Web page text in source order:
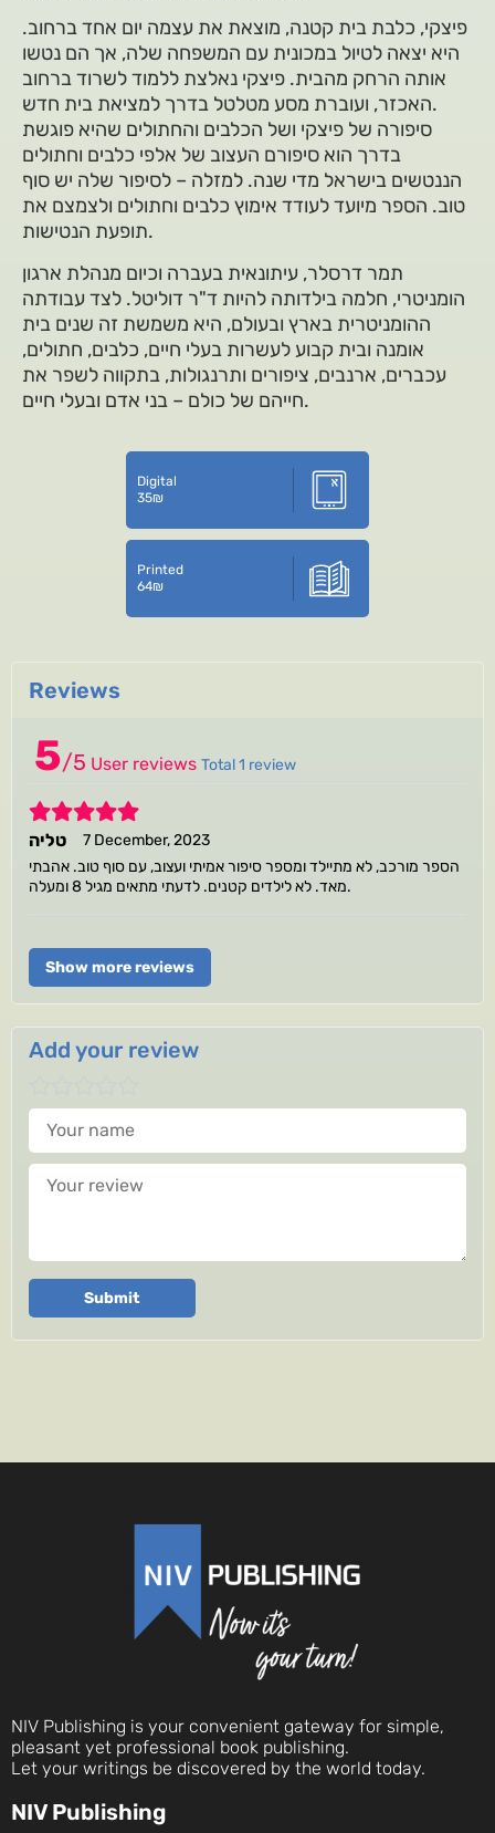
פיצקי, כלבת בית קטנה, מוצאת את עצמה יום אחד ברחוב.
היא יצאה לטיול במכונית עם המשפחה שלה, אך הם נטשו
אותה הרחק מהבית. פיצקי נאלצת ללמוד לשרוד ברחוב
האכזר, ועוברת מסע מטלטל בדרך למציאת בית חדש.
סיפורה של פיצקי ושל הכלבים והחתולים שהיא פוגשת
בדרך הוא סיפורם העצוב של אלפי כלבים וחתולים
הננטשים בישראל מדי שנה. למזלה – לסיפור שלה יש סוף
טוב. הספר מיועד לעודד אימוץ כלבים וחתולים ולצמצם את
תופעת הנטישות.
תמר דרסלר, עיתונאית בעברה וכיום מנהלת ארגון
הומניטרי, חלמה בילדותה להיות ד"ר דוליטל. לצד עבודתה
ההומניטרית בארץ ובעולם, היא משמשת זה שנים בית
אומנה ובית קבוע לעשרות בעלי חיים, כלבים, חתולים,
עכברים, ארנבים, ציפורים ותרנגולות, בתקווה לשפר את
חייהם של כולם – בני אדם ובעלי חיים.
Digital
35₪
Printed
64₪
Reviews
5/5 User reviews Total 1 review
5
טליה
7 December, 2023
הספר מורכב, לא מתיילד ומספר סיפור אמיתי ועצוב, עם סוף טוב. אהבתי
מאד. לא לילדים קטנים. לדעתי מתאים מגיל 8 ומעלה.
Show more reviews
Add your review
Your name
Your review
Submit
NIV Publishing is your convenient gateway for simple,
pleasant yet professional book publishing.
Let your writings be discovered by the world today.
NIV Publishing